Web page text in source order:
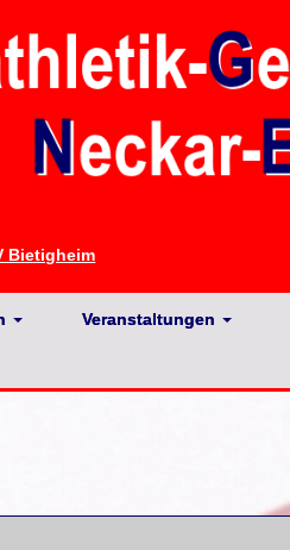
Bietigheim
Veranstaltungen